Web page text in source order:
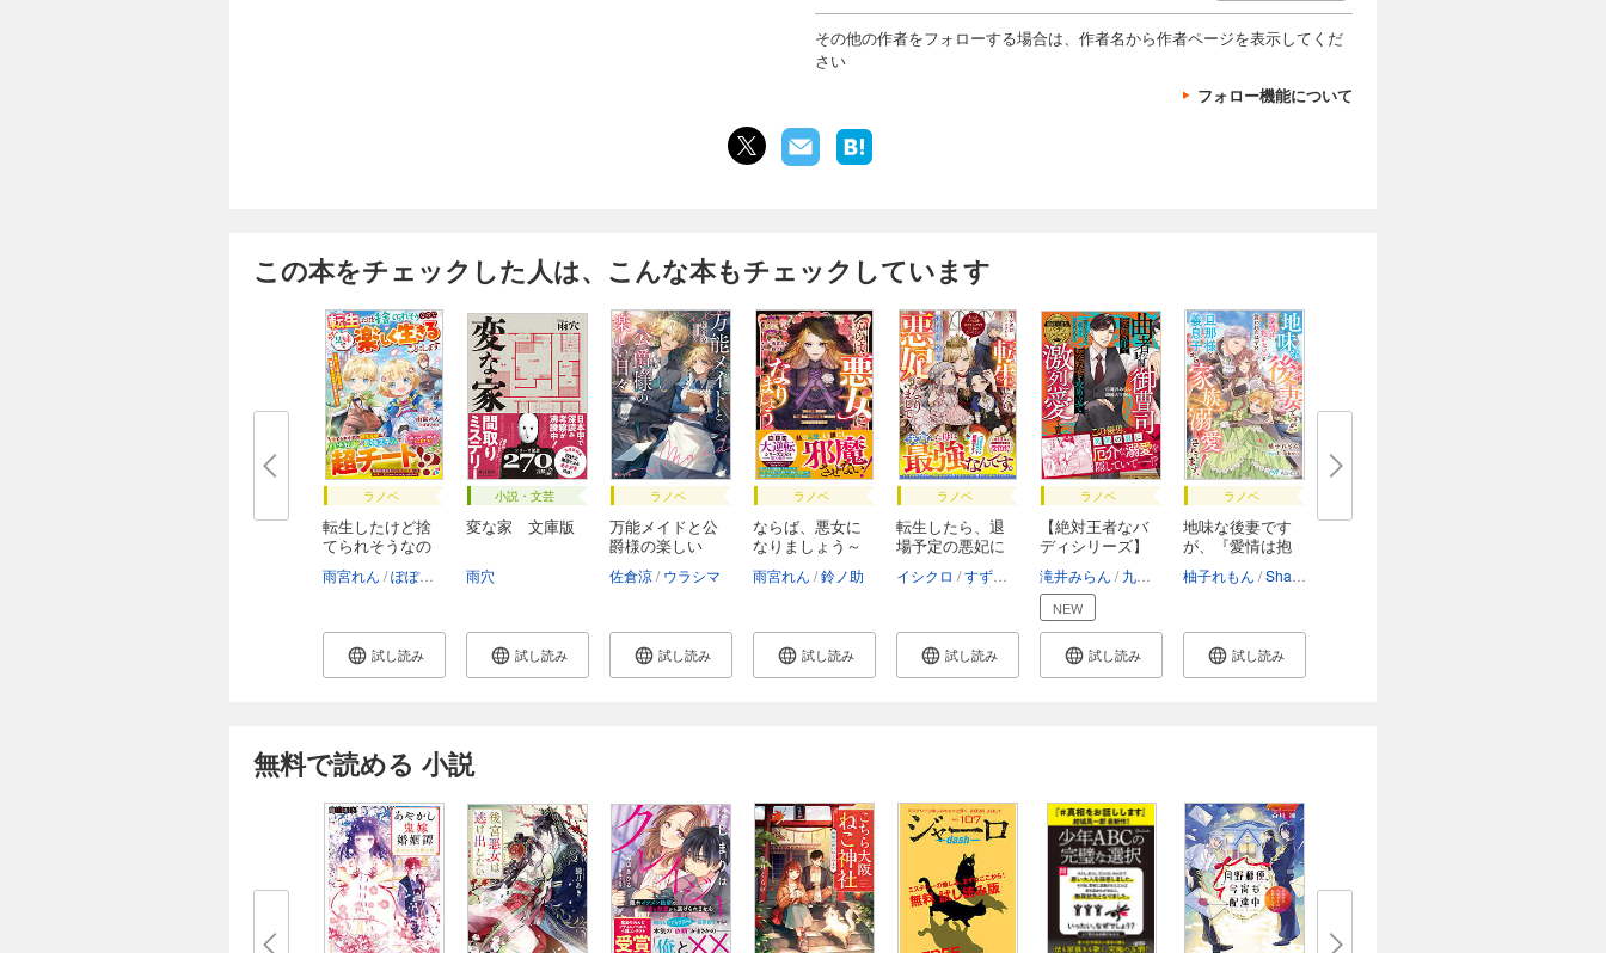
その他の作者をフォローする場合は、作者名から作者ページを表示してくだ
さい
フォロー機能について
この本をチェックした人は、こんな本もチェックしています
ラノベ
転生したけど捨
てられそうなの
雨宮れん ぽぽるちゃ
試し読み
小説・文芸
変な家 文庫版
雨穴
試し読み
ラノベ
万能メイドと公
爵様の楽しい
佐倉涼 ウラシマ
試し読み
ラノベ
ならば、悪女に
なりましょう～
雨宮れん 鈴ノ助
試し読み
ラノベ
転生したら、退
場予定の悪妃に
イシクロ すずむし
試し読み
ラノベ
【絶対王者なバ
ディシリーズ】
滝井みらん 九マ564
NEW
試し読み
ラノベ
地味な後妻です
が、『愛情は抱
柚子れもん Shabon
試し読み
無料で読める 小説